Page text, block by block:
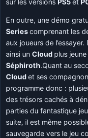
En outre, une démo
Seriescomprenant les
aux joueurs de
ainsi unCloud plus
Séphiroth.Quant au
Cloudet ses
programme donc :
des trésors cachés à
parties du fantastique
suite, il est même
sauvegarde vers le jeu